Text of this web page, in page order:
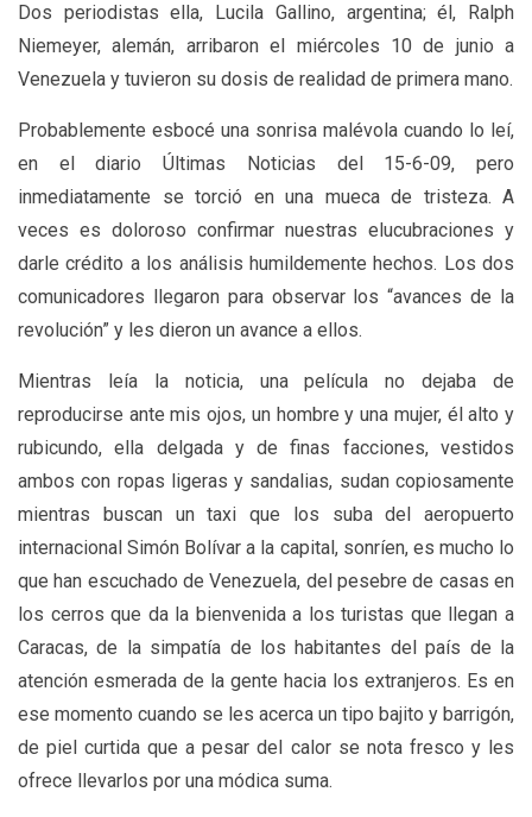
Dos periodistas ella, Lucila Gallino, argentina; él, Ralph
Niemeyer, alemán, arribaron el miércoles 10 de junio a
Venezuela y tuvieron su dosis de realidad de primera mano.
Probablemente esbocé una sonrisa malévola cuando lo leí,
en el diario Últimas Noticias del 15-6-09, pero
inmediatamente se torció en una mueca de tristeza. A
veces es doloroso confirmar nuestras elucubraciones y
darle crédito a los análisis humildemente hechos. Los dos
comunicadores llegaron para observar los “avances de la
revolución” y les dieron un avance a ellos.
Mientras leía la noticia, una película no dejaba de
reproducirse ante mis ojos, un hombre y una mujer, él alto y
rubicundo, ella delgada y de finas facciones, vestidos
ambos con ropas ligeras y sandalias, sudan copiosamente
mientras buscan un taxi que los suba del aeropuerto
internacional Simón Bolívar a la capital, sonríen, es mucho lo
que han escuchado de Venezuela, del pesebre de casas en
los cerros que da la bienvenida a los turistas que llegan a
Caracas, de la simpatía de los habitantes del país de la
atención esmerada de la gente hacia los extranjeros. Es en
ese momento cuando se les acerca un tipo bajito y barrigón,
de piel curtida que a pesar del calor se nota fresco y les
ofrece llevarlos por una módica suma.